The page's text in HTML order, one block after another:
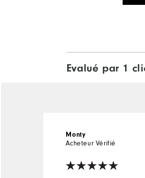
Evalué par 1
Monty
Acheteur Vérifié